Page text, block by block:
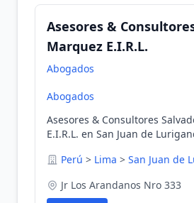
Asesores &
Marquez E.I.R.L.
Abogados
Abogados
Asesores & Consultores
E.I.R.L. en San Juan de
Perú > Lima > San Juan de
Jr Los Arandanos Nro 333